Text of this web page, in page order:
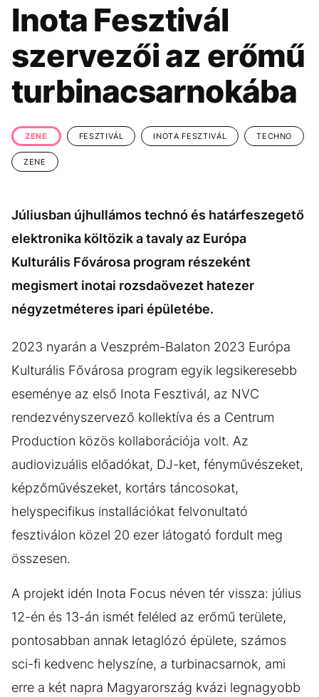
UTAZÁS
ÉLETMÓD DESIGN
BESZÉLGETÉSEK ARCOK
VIDEÓ TÖRTÉNETEK
Inota Fesztivál
szervezői az erőmű
turbinacsarnokába
ZENE FESZTIVÁL INOTA FESZTIVÁL TECHNO
ZENE
Júliusban újhullámos technó és határfeszegető
elektronika költözik a tavaly az Európa
Kulturális Fővárosa program részeként
megismert inotai rozsdaövezet hatezer
négyzetméteres ipari épületébe.
2023 nyarán a Veszprém-Balaton 2023 Európa
Kulturális Fővárosa program egyik legsikeresebb
eseménye az első Inota Fesztivál, az NVC
rendezvényszervező kollektíva és a Centrum
Production közös kollaborációja volt. Az
audiovizuális előadókat, DJ-ket, fényművészeket,
képzőművészeket, kortárs táncosokat,
helyspecifikus installációkat felvonultató
fesztiválon közel 20 ezer látogató fordult meg
összesen.
A projekt idén Inota Focus néven tér vissza: július
12-én és 13-án ismét feléled az erőmű területe,
pontosabban annak letaglózó épülete, számos
sci-fi kedvenc helyszíne, a turbinacsarnok, ami
erre a két napra Magyarország kvázi legnagyobb